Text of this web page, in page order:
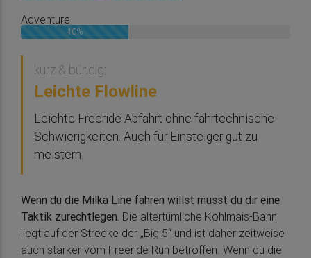
Adventure
40%
kurz & bündig:
Leichte Flowline
Leichte Freeride Abfahrt ohne fahrtechnische
Schwierigkeiten. Auch für Einsteiger gut zu
meistern.
Wenn du die Milka Line fahren willst musst du dir eine
Taktik zurechtlegen. Die altertümliche Kohlmais-Bahn
liegt auf der Strecke der „Big 5“ und ist daher zeitweise
auch stärker vom Freeride Run betroffen. Wenn du die